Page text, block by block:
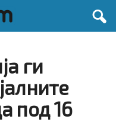
ги
под 16